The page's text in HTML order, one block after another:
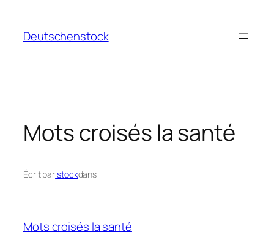
contenu
Deutschenstock
Mots croisés la santé
Écrit paristockdans
Mots croisés la santé